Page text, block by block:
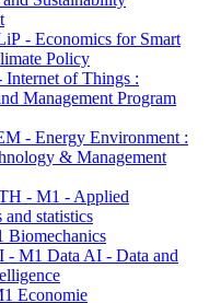
- Economics for Smart
Policy
of Things :
Management Program
- Energy Environment :
& Management
- M1 - Applied
and statistics
M1 Data AI - Data and
Economie